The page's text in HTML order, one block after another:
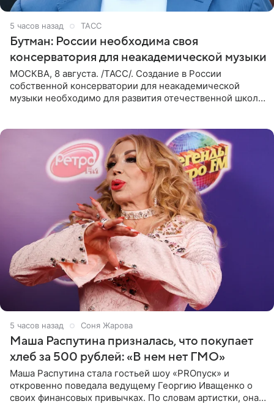
5 часов назад ТАСС
Бутман: России необходима своя
консерватория для неакадемической музыки
МОСКВА, 8 августа. /ТАСС/. Создание в России
собственной консерватории для неакадемической
музыки необходимо для развития отечественной школы
5 часов назад Соня Жарова
Маша Распутина призналась, что покупает
хлеб за 500 рублей: «В нем нет ГМО»
Маша Распутина стала гостьей шоу «PROпуск» и
откровенно поведала ведущему Георгию Иващенко о
своих финансовых привычках. По словам артистки, она